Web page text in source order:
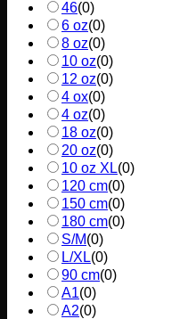
46(0)
6 oz(0)
8 oz(0)
10 oz(0)
12 oz(0)
4 ox(0)
4 oz(0)
18 oz(0)
20 oz(0)
10 oz XL(0)
120 cm(0)
150 cm(0)
180 cm(0)
S/M(0)
L/XL(0)
90 cm(0)
A1(0)
A2(0)